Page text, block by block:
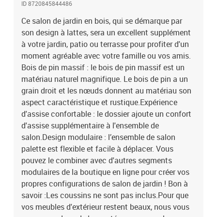
imperméable.Couleur : blancMatériau : bois de pin
massifMatériau des lattes : contreplaquéDimensions du banc de
jardin : 120 x 84 x 70 cm (L x l x H)Hauteur du siège à partir du sol :
30 cmDimensions de la table basse/du repose-pied de jardin : 120
x 84 x 30 cm (L x l x H)Capacité de charge maximale (par siège) :
110 kgL'assemblage est requisLa livraison contient :1 x banc de
jardin1 x table basse/repose-pied de jardin
ID 8720845844486
Ce salon de jardin en bois, qui se démarque par
son design à lattes, sera un excellent supplément
à votre jardin, patio ou terrasse pour profiter d'un
moment agréable avec votre famille ou vos amis.
Bois de pin massif : le bois de pin massif est un
matériau naturel magnifique. Le bois de pin a un
grain droit et les nœuds donnent au matériau son
aspect caractéristique et rustique.Expérience
d'assise confortable : le dossier ajoute un confort
d'assise supplémentaire à l'ensemble de
salon.Design modulaire : l’ensemble de salon
palette est flexible et facile à déplacer. Vous
pouvez le combiner avec d'autres segments
modulaires de la boutique en ligne pour créer vos
propres configurations de salon de jardin ! Bon à
savoir :Les coussins ne sont pas inclus.Pour que
vos meubles d'extérieur restent beaux, nous vous